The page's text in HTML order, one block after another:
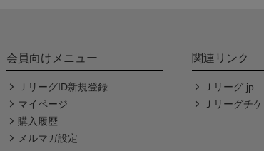
会員向けメニュー
ＪリーグID新規登録
マイページ
購入履歴
メルマガ設定
関連リンク
Ｊリーグ.jp
Ｊリーグチ